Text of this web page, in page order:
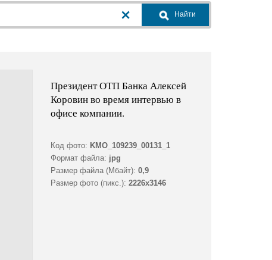
Найти
Президент ОТП Банка Алексей
Коровин во время интервью в
офисе компании.
Код фото: KMO_109239_00131_1
Формат файла: jpg
Размер файла (Мбайт): 0,9
Размер фото (пикс.): 2226x3146